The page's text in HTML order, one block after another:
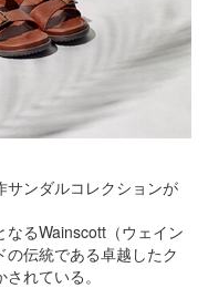
サンダルコレクションが
るWainscott（ウェイン
伝統である卓越したク
れている。